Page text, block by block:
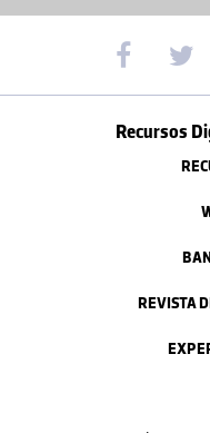
Recursos
REVISTA